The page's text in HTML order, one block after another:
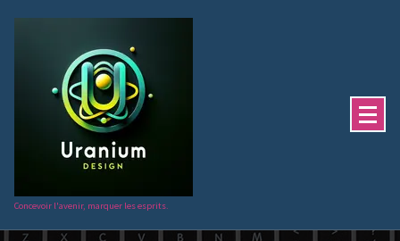
Concevoir l'avenir, marquer les esprits.